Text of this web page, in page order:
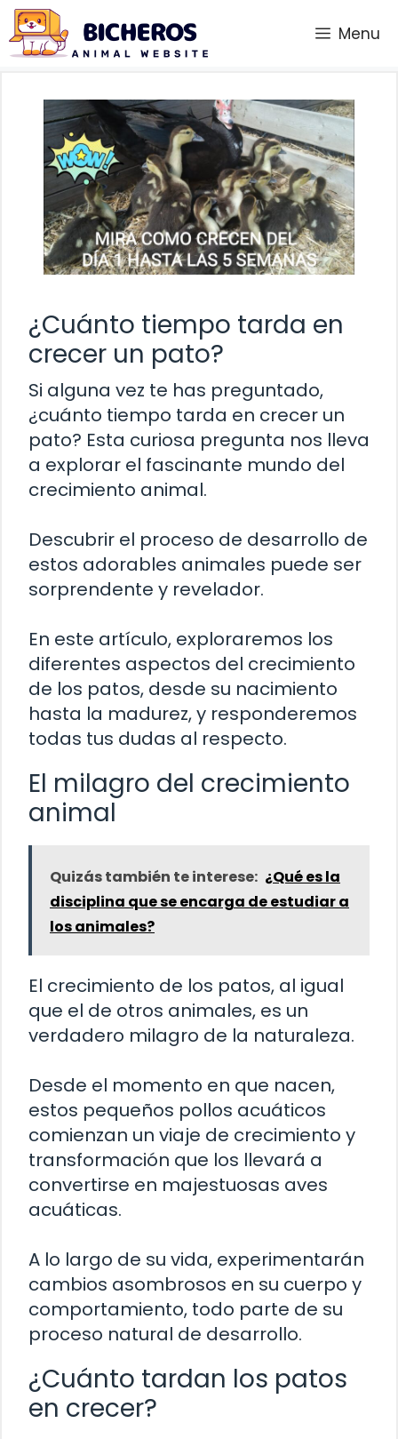
Saltar
al
contenido
Menu
¿Cuánto tiempo tarda en
crecer un pato?
Si alguna vez te has preguntado,
¿cuánto tiempo tarda en crecer un
pato? Esta curiosa pregunta nos lleva
a explorar el fascinante mundo del
crecimiento animal.
Descubrir el proceso de desarrollo de
estos adorables animales puede ser
sorprendente y revelador.
En este artículo, exploraremos los
diferentes aspectos del crecimiento
de los patos, desde su nacimiento
hasta la madurez, y responderemos
todas tus dudas al respecto.
El milagro del crecimiento
animal
Quizás también te interese: ¿Qué es la
disciplina que se encarga de estudiar a
los animales?
El crecimiento de los patos, al igual
que el de otros animales, es un
verdadero milagro de la naturaleza.
Desde el momento en que nacen,
estos pequeños pollos acuáticos
comienzan un viaje de crecimiento y
transformación que los llevará a
convertirse en majestuosas aves
acuáticas.
A lo largo de su vida, experimentarán
cambios asombrosos en su cuerpo y
comportamiento, todo parte de su
proceso natural de desarrollo.
¿Cuánto tardan los patos
en crecer?